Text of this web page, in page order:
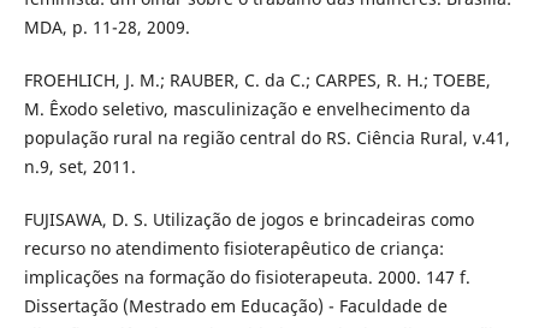
MDA, p. 11-28, 2009.
FROEHLICH, J. M.; RAUBER, C. da C.; CARPES, R. H.; TOEBE,
M. Êxodo seletivo, masculinização e envelhecimento da
população rural na região central do RS. Ciência Rural, v.41,
n.9, set, 2011.
FUJISAWA, D. S. Utilização de jogos e brincadeiras como
recurso no atendimento fisioterapêutico de criança:
implicações na formação do fisioterapeuta. 2000. 147 f.
Dissertação (Mestrado em Educação) - Faculdade de